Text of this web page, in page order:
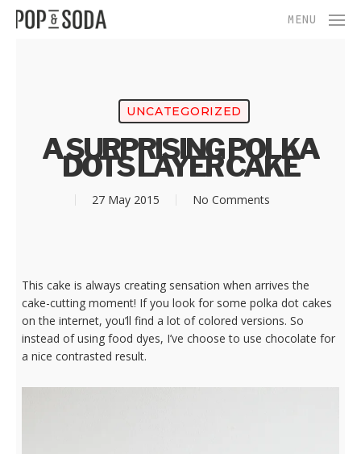
Skip
MENU
UNCATEGORIZED
A SURPRISING POLKA
DOTS LAYER CAKE
27 May 2015 No Comments
This cake is always creating sensation when arrives the
cake-cutting moment! If you look for some polka dot cakes
on the internet, you’ll find a lot of colored versions. So
instead of using food dyes, I’ve choose to use chocolate for
a nice contrasted result.